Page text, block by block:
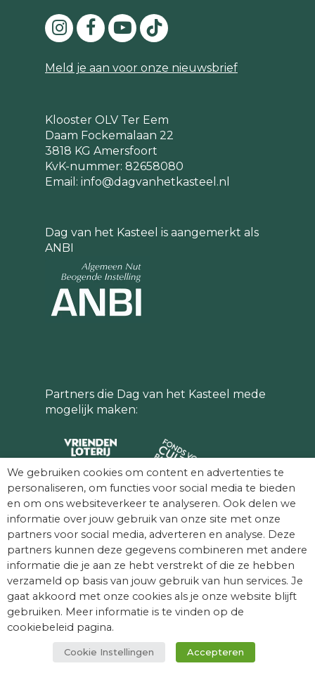
Meld je aan voor onze nieuwsbrief
Klooster OLV Ter Eem
Daam Fockemalaan 22
3818 KG Amersfoort
KvK-nummer: 82658080
Email: info@dagvanhetkasteel.nl
Dag van het Kasteel is aangemerkt als
ANBI
Partners die Dag van het Kasteel mede
mogelijk maken:
© Dag van het Kasteel. Alle rechten
voorbehouden.
facebook
youtubeinstagram
tiktok
We gebruiken cookies om content en advertenties te
personaliseren, om functies voor social media te bieden
en om ons websiteverkeer te analyseren. Ook delen we
informatie over jouw gebruik van onze site met onze
partners voor social media, adverteren en analyse. Deze
partners kunnen deze gegevens combineren met andere
informatie die je aan ze hebt verstrekt of die ze hebben
verzameld op basis van jouw gebruik van hun services. Je
gaat akkoord met onze cookies als je onze website blijft
gebruiken. Meer informatie is te vinden op de
cookiebeleid pagina.
Cookie Instellingen Accepteren